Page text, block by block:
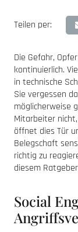
Teilen per:
Die Gefahr,
kontinuierlich.
in technische
Sie vergessen
möglicherweise
Mitarbeiter
öffnet dies Tür
Belegschaft
richtig zu
diesem
Social